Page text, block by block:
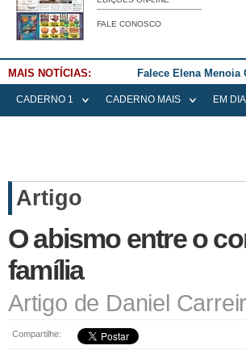
FALE CONOSCO
MAIS NOTÍCIAS: Falece Elena Menoia
CADERNO 1 CADERNO MAIS EM DIA
Artigo
O abismo entre o
família
Artigo de Daniel
Compartilhe: